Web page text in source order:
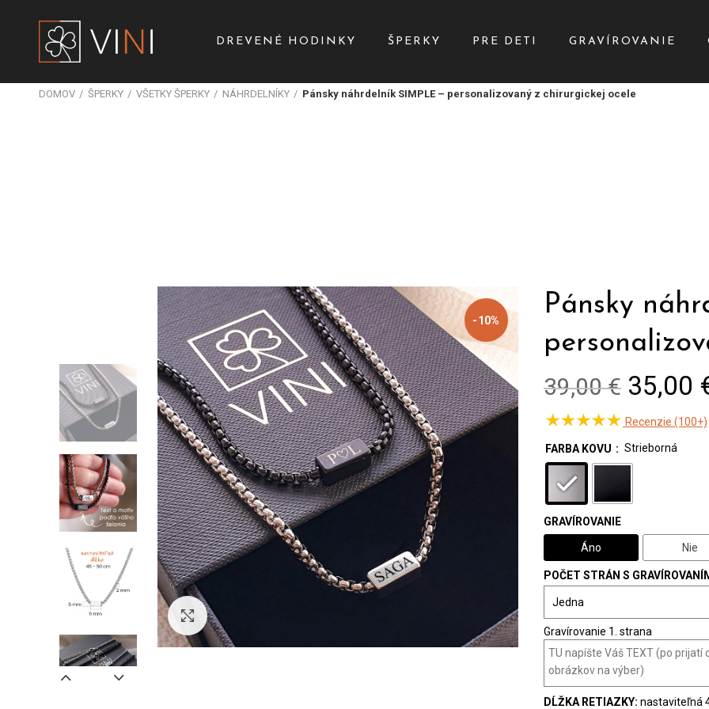
DREVENÉ HODINKY ŠPERKY PRE DETI GRAVÍROVANIE
DOMOV ŠPERKY VŠETKY ŠPERKY NÁHRDELNÍKY Pánsky náhrdelník SIMPLE – personalizovaný z chirurgickej ocele
-10%
Zväčšiť
Recenzie (100+)
Pánsky
39,00 €
price
was:
35,00
FARBA KOVU Strieborná
GRAVÍROVANIE
Áno Nie
POČET STRÁN S
Gravírovanie 1. strana
DĹŽKA RETIAZKY: nastaviteľná